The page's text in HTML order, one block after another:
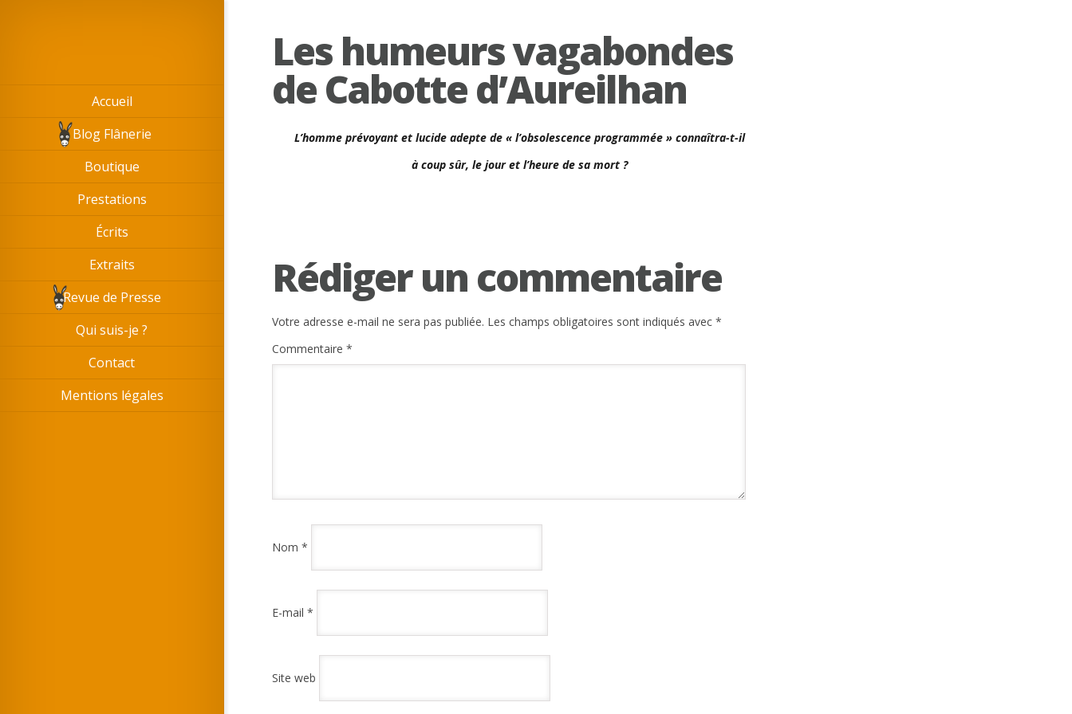
Accueil
Blog Flânerie
Boutique
Prestations
Écrits
Extraits
Revue de Presse
Qui suis-je ?
Contact
Mentions légales
Les humeurs vagabondes
de Cabotte d’Aureilhan
L’homme prévoyant et lucide adepte de « l’obsolescence programmée » connaîtra-t-il
à coup sûr, le jour et l’heure de sa mort ?
Rédiger un commentaire
Votre adresse e-mail ne sera pas publiée. Les champs obligatoires sont indiqués avec *
Commentaire *
Nom *
E-mail *
Site web